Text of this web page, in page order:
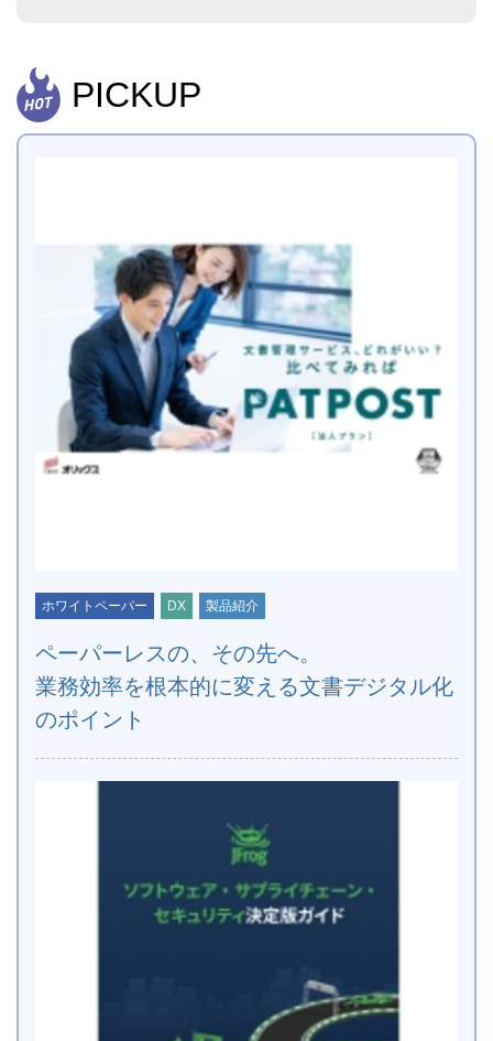
PICKUP
ホワイトペーパー DX 製品紹介
ペーパーレスの、その先へ。
業務効率を根本的に変える文書デジタル化
のポイント